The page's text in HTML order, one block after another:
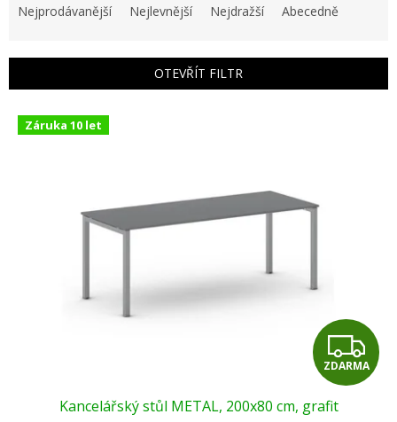
í
Nejprodávanější Nejlevnější Nejdražší Abecedně
OTEVŘÍT FILTR
V Záruka 10 let
Z
D
ZDARMA
Kancelářský stůl METAL, 200x80 cm, grafit